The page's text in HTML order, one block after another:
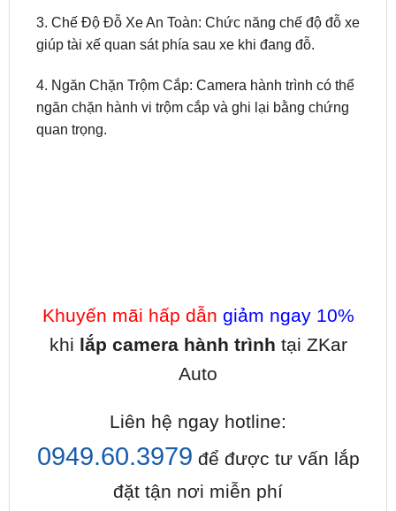
hình ảnh sắc nét và chi tiết, giúp xác định chi tiết
quan trọng trong trường hợp cần thiết.
3. Chế Độ Đỗ Xe An Toàn: Chức năng chế độ đỗ xe
giúp tài xế quan sát phía sau xe khi đang đỗ.
Khuyến mãi hấp dẫn
lắp camera hành trìnhtại ZKar
Auto
Liên hệ ngay hotline: